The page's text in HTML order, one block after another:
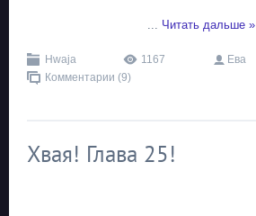
... Читать дальше »
Hwaja 1167 Ева
Комментарии (9)
Хвая! Глава 25!